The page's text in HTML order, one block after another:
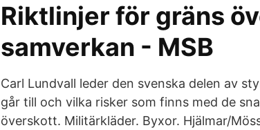
Riktlinjer för gräns
samverkan - MSB
Carl Lundvall leder den svenska delen av
går till och vilka risker som finns med de
överskott. Militärkläder. Byxor. Hjälmar/